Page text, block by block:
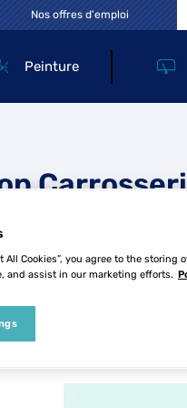
Peinture
Nos offres d'emploi
1 Top
All Cookies”, you agree to the
and assist in our marketing efforts.